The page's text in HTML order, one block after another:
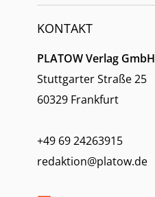
KONTAKT
PLATOW Verlag GmbH
Stuttgarter Straße 25
60329 Frankfurt
+49 69 24263915
redaktion@platow.de